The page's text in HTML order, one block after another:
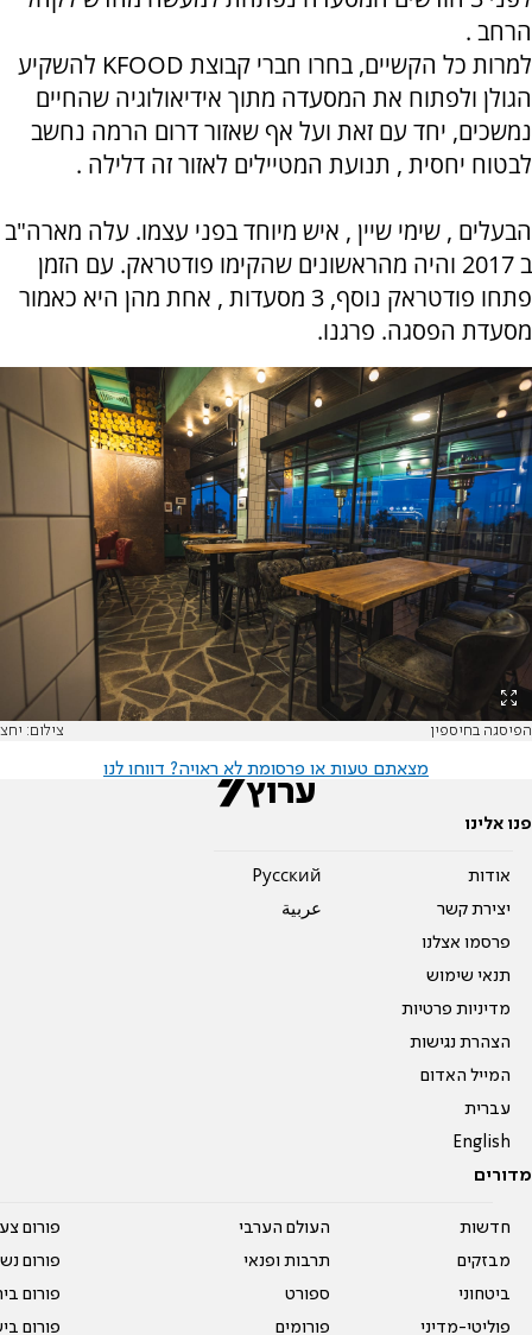
הרחב .
למרות כל הקשיים, בחרו חברי קבוצת KFOOD להשקיע
הגולן ולפתוח את המסעדה מתוך אידיאולוגיה שהחיים
נמשכים, יחד עם זאת ועל אף שאזור דרום הרמה נחשב
לבטוח יחסית , תנועת המטיילים לאזור זה דלילה .
הבעלים , שימי שיין , איש מיוחד בפני עצמו. עלה מארה"ב
ב 2017 והיה מהראשונים שהקימו פודטראק
. עם הזמן
פתחו פודטראק נוסף, 3 מסעדות , אחת מהן היא כאמור
מסעדת הפסגה. פרגנו.
הפיסגה בחיספין צילום: יחצ
מצאתם טעות או פרסומת לא ראויה? דווחו לנו
פנו אלינו
אודות
יצירת קשר
פרסמו אצלנו
תנאי שימוש
מדיניות פרטיות
הצהרת נגישות
המייל האדום
עברית
English
Pусский
عربية
מדורים
חדשות
מבזקים
ביטחוני
פוליטי-מדיני
העולם הערבי
תרבות ופנאי
ספורט
פורומים
פורום
פורום
פורום
פורום